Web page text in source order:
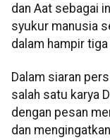
dan Aat sebagai
syukur manusia
dalam hampir
Dalam siaran
salah satu karya
dengan pesan
dan